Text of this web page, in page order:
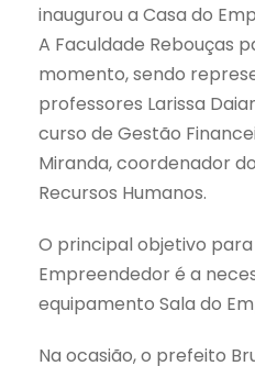
inaugurou a Casa do
A Faculdade Rebouças
momento, sendo
professores Larissa
curso de Gestão
Miranda, coordenador
Recursos Humanos.
O principal objetivo
Empreendedor é a
equipamento Sala do
Na ocasião, o prefeito